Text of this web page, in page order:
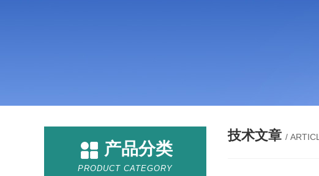
产品分类
PRODUCT CATEGORY
技术文章 /